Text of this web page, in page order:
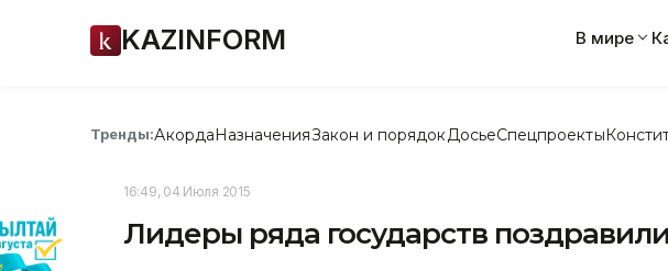
KAZINFORM В мире
Тренды:АкордаНазначенияЗакон и порядок ДосьеСпецпроекты
16:49, 04 Июля 2015
Лидеры ряда государств